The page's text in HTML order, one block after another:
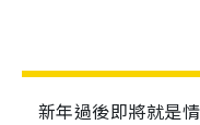
新年過後即將就是